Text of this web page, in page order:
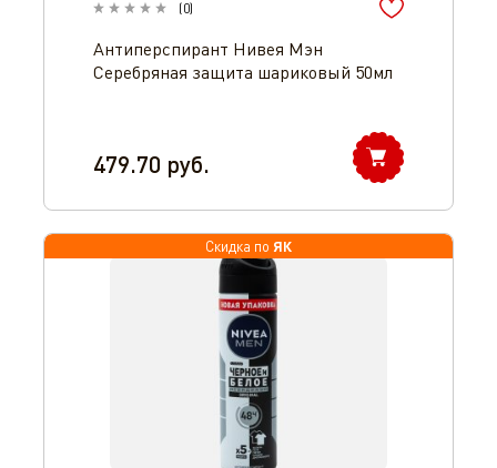
(0)
Антиперспирант Нивея Мэн
Серебряная защита шариковый 50мл
479.70 руб.
Скидка по ЯК